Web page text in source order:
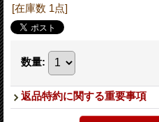
[在庫数 1点]
数量:
返品特約に関する重要事項